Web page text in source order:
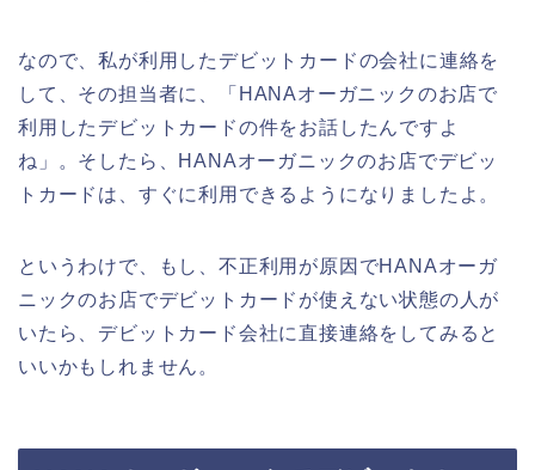
なので、私が利用したデビットカードの会社に連絡を
して、その担当者に、「HANAオーガニックのお店で
利用したデビットカードの件をお話したんですよ
ね」。そしたら、HANAオーガニックのお店でデビッ
トカードは、すぐに利用できるようになりましたよ。
というわけで、もし、不正利用が原因でHANAオーガ
ニックのお店でデビットカードが使えない状態の人が
いたら、デビットカード会社に直接連絡をしてみると
いいかもしれません。